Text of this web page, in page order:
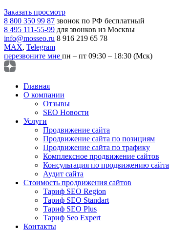
Заказать просмотр
8 800 350 99 87 звонок по РФ бесплатный
8 495 111-55-99 для звонков из Москвы
info@mosseo.ru 8 916 219 65 78
MAX, Telegram
перезвоните мне пн – пт 09:30 – 18:30 (Мск)
Главная
О компании
Отзывы
SEO Новости
Услуги
Продвижение сайта
Продвижение сайта по позициям
Продвижение сайта по трафику
Комплексное продвижение сайтов
Консультация по продвижению сайта
Аудит сайта
Стоимость продвижения сайтов
Тариф SEO Region
Тариф SEO Standart
Тариф SEO Plus
Тариф Seo Expert
Контакты